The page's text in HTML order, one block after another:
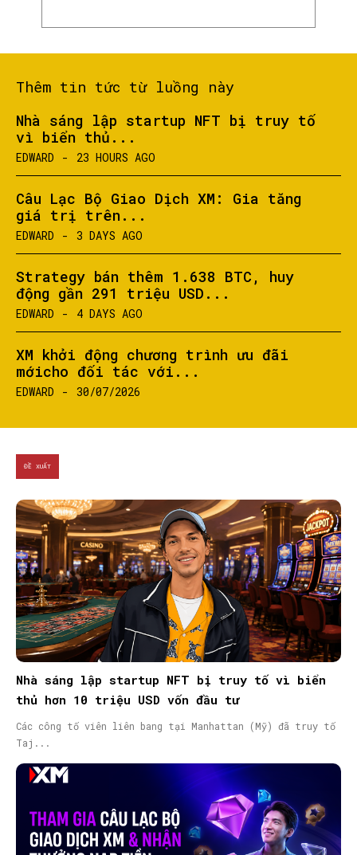
Thêm tin tức từ luồng này
Nhà sáng lập startup NFT bị truy tố
vì biển thủ...
EDWARD - 23 HOURS AGO
Câu Lạc Bộ Giao Dịch XM: Gia tăng
giá trị trên...
EDWARD - 3 DAYS AGO
Strategy bán thêm 1.638 BTC, huy
động gần 291 triệu USD...
EDWARD - 4 DAYS AGO
XM khởi động chương trình ưu đãi
mớicho đối tác với...
EDWARD - 30/07/2026
ĐỀ XUẤT
Nhà sáng lập startup NFT bị truy tố vì biển
thủ hơn 10 triệu USD vốn đầu tư
Các công tố viên liên bang tại Manhattan (Mỹ) đã truy tố
Taj...